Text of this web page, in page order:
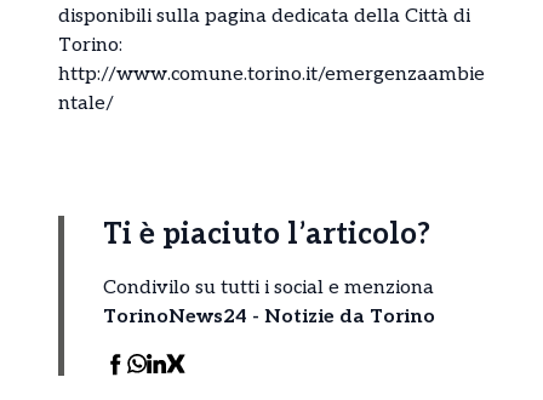
disponibili sulla pagina dedicata della Città di
Torino:
http://www.comune.torino.it/emergenzaambie
ntale/
Ti è piaciuto l’articolo?
Condivilo su tutti i social e menziona
TorinoNews24 - Notizie da Torino